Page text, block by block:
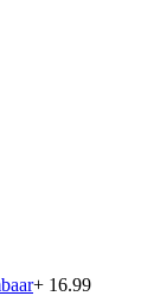
+ 16.99